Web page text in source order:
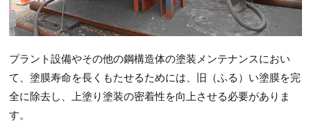
プラント設備やその他の鋼構造体の塗装メンテナンスにおい
て、塗膜寿命を長くもたせるためには、旧（ふる）い塗膜を完
全に除去し、上塗り塗装の密着性を向上させる必要がありま
す。